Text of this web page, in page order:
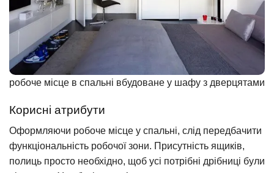
робоче місце в спальні вбудоване у шафу з дверцятами
Корисні атрибути
Оформляючи робоче місце у спальні, слід передбачити
функціональність робочої зони. Присутність ящиків,
полиць просто необхідно, щоб усі потрібні дрібниці були